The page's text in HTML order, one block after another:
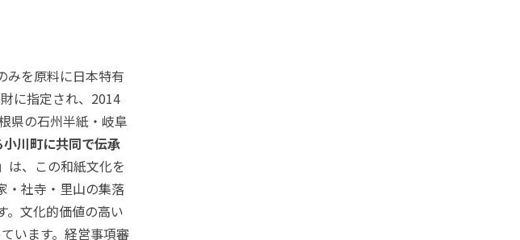
みを原料に日本特有
に指定され、2014
県の石州半紙・岐阜
川町に共同で伝承
は、この和紙文化を
・社寺・里山の集落
。文化的価値の高い
います。経営事項審